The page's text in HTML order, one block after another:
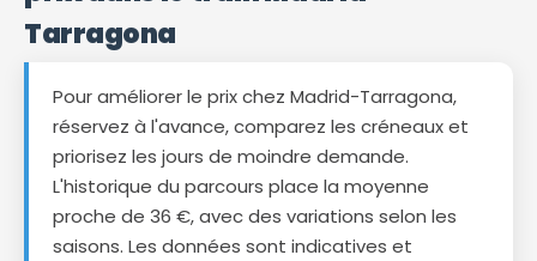
Tarragona
Pour améliorer le prix chez Madrid-Tarragona,
réservez à l'avance, comparez les créneaux et
priorisez les jours de moindre demande.
L'historique du parcours place la moyenne
proche de 36 €, avec des variations selon les
saisons. Les données sont indicatives et